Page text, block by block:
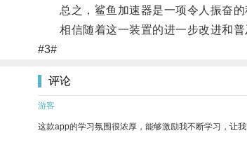
总之，鲨鱼加速器是一项令人振奋的
相信随着这一装置的进一步改进和普
#3#
评论
游客
这款app的学习氛围很浓厚，能够激励我不断学习，让我